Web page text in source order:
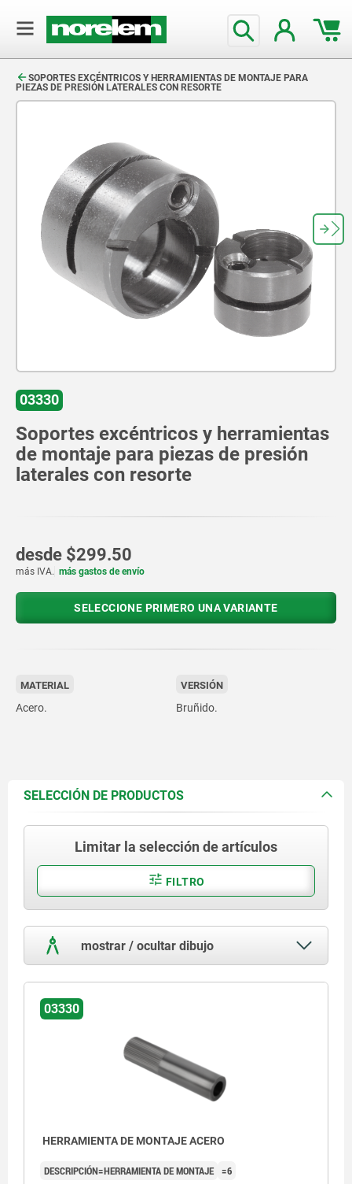
SOPORTES EXCÉNTRICOS Y HERRAMIENTAS DE MONTAJE PARA
PIEZAS DE PRESIÓN LATERALES CON RESORTE
03330
Soportes excéntricos y herramientas
de montaje para piezas de presión
laterales con resorte
desde $299.50
más IVA. más gastos de envío
SELECCIONE PRIMERO UNA VARIANTE
MATERIAL
Acero.
VERSIÓN
Bruñido.
SELECCIÓN DE PRODUCTOS
Limitar la selección de artículos
FILTRO
mostrar / ocultar dibujo
03330
HERRAMIENTA DE MONTAJE ACERO
DESCRIPCIÓN=HERRAMIENTA DE MONTAJE =6